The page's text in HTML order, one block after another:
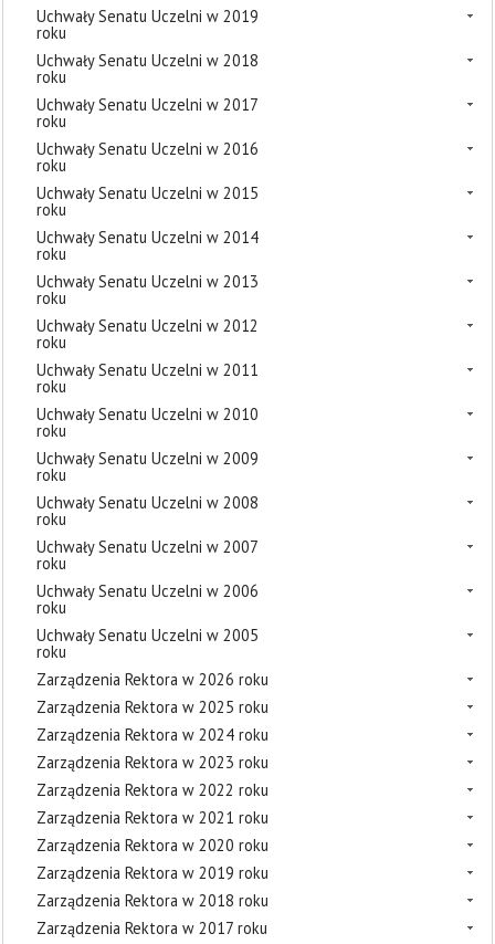
Uchwały Senatu Uczelni w 2019
roku
Uchwały Senatu Uczelni w 2018
roku
Uchwały Senatu Uczelni w 2017
roku
Uchwały Senatu Uczelni w 2016
roku
Uchwały Senatu Uczelni w 2015
roku
Uchwały Senatu Uczelni w 2014
roku
Uchwały Senatu Uczelni w 2013
roku
Uchwały Senatu Uczelni w 2012
roku
Uchwały Senatu Uczelni w 2011
roku
Uchwały Senatu Uczelni w 2010
roku
Uchwały Senatu Uczelni w 2009
roku
Uchwały Senatu Uczelni w 2008
roku
Uchwały Senatu Uczelni w 2007
roku
Uchwały Senatu Uczelni w 2006
roku
Uchwały Senatu Uczelni w 2005
roku
Zarządzenia Rektora w 2026 roku
Zarządzenia Rektora w 2025 roku
Zarządzenia Rektora w 2024 roku
Zarządzenia Rektora w 2023 roku
Zarządzenia Rektora w 2022 roku
Zarządzenia Rektora w 2021 roku
Zarządzenia Rektora w 2020 roku
Zarządzenia Rektora w 2019 roku
Zarządzenia Rektora w 2018 roku
Zarządzenia Rektora w 2017 roku